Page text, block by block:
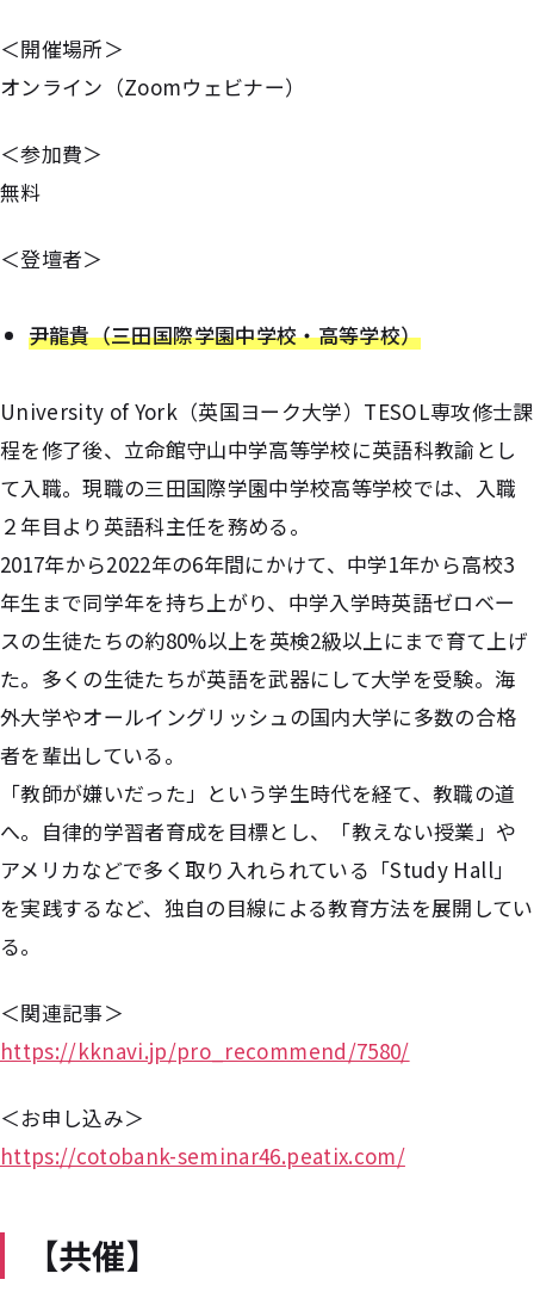
＜開催場所＞
オンライン（Zoomウェビナー）
＜参加費＞
無料
＜登壇者＞
尹龍貴（三田国際学園中学校・高等学校）
University of York（英国ヨーク大学）TESOL専攻修士課
程を修了後、立命館守山中学高等学校に英語科教諭とし
て入職。現職の三田国際学園中学校高等学校では、入職
２年目より英語科主任を務める。
2017年から2022年の6年間にかけて、中学1年から高校3
年生まで同学年を持ち上がり、中学入学時英語ゼロベー
スの生徒たちの約80%以上を英検2級以上にまで育て上げ
た。多くの生徒たちが英語を武器にして大学を受験。海
外大学やオールイングリッシュの国内大学に多数の合格
者を輩出している。
「教師が嫌いだった」という学生時代を経て、教職の道
へ。自律的学習者育成を目標とし、「教えない授業」や
アメリカなどで多く取り入れられている「Study Hall」
を実践するなど、独自の目線による教育方法を展開してい
る。
＜関連記事＞
https://kknavi.jp/pro_recommend/7580/
＜お申し込み＞
https://cotobank-seminar46.peatix.com/
【共催】